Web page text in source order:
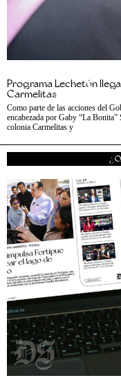
Programa Lechetón
Carmelitas
Como parte de las acciones del
encabezada por Gaby “La
colonia Carmelitas y